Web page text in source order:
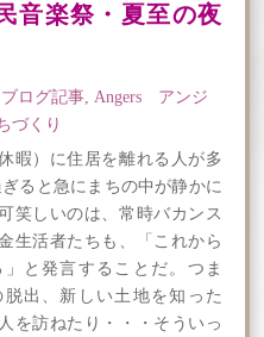
音楽祭・夏至の夜
ログ記事, Angers アンジ
づくり
暇）に住居を離れる人が多
ると急にまちの中が静かに
笑しいのは、常時バカンス
生活者たちも、「これから
と発言することだ。つま
出、新しい土地を知った
を訪ねたり・・・そういっ